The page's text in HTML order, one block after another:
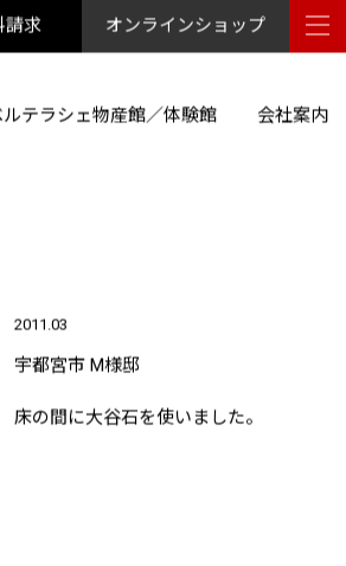
ルテラシェ物産館／体験館 会社案内
請求 オンラインショップ
2011.03
宇都宮市 M様邸
床の間に大谷石を使いました。